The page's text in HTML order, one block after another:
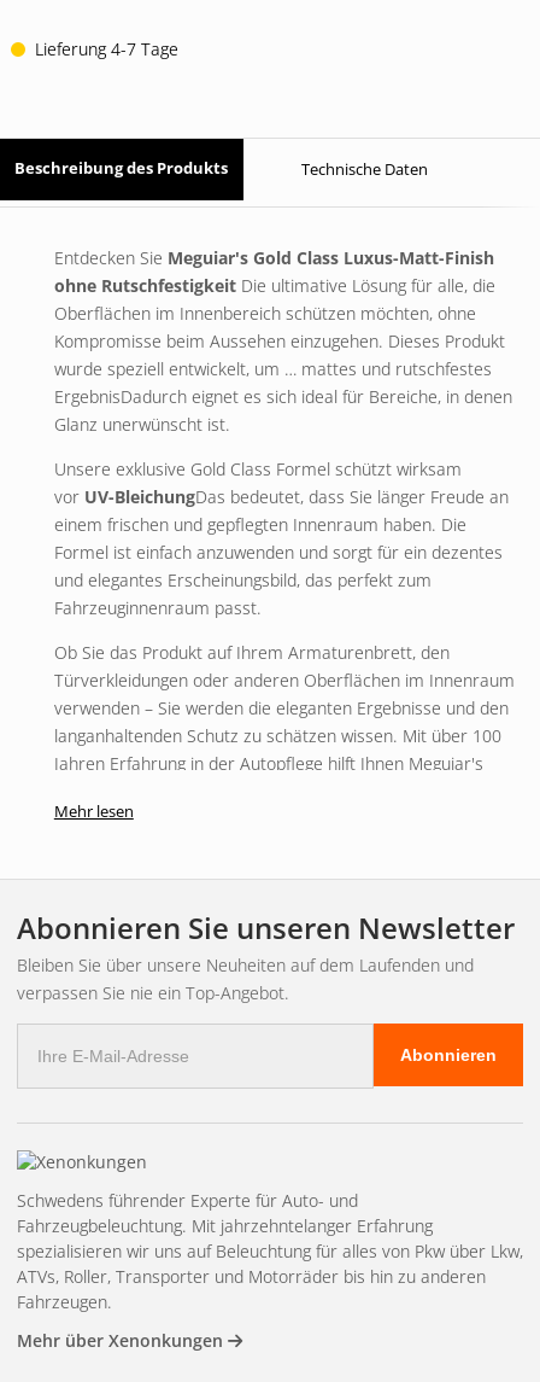
Lieferung 4-7 Tage
Beschreibung des Produkts Technische Daten
Entdecken Sie Meguiar's Gold Class Luxus-Matt-Finish
ohne RutschfestigkeitDie ultimative Lösung für alle, die
Oberflächen im Innenbereich schützen möchten, ohne
Kompromisse beim Aussehen einzugehen. Dieses Produkt
wurde speziell entwickelt, um … mattes und rutschfestes
ErgebnisDadurch eignet es sich ideal für Bereiche, in denen
Glanz unerwünscht ist.
Unsere exklusive Gold Class Formel schützt wirksam
vor UV-BleichungDas bedeutet, dass Sie länger Freude an
einem frischen und gepflegten Innenraum haben. Die
Formel ist einfach anzuwenden und sorgt für ein dezentes
und elegantes Erscheinungsbild, das perfekt zum
Fahrzeuginnenraum passt.
Ob Sie das Produkt auf Ihrem Armaturenbrett, den
Türverkleidungen oder anderen Oberflächen im Innenraum
verwenden – Sie werden die eleganten Ergebnisse und den
langanhaltenden Schutz zu schätzen wissen. Mit über 100
Jahren Erfahrung in der Autopflege hilft Ihnen Meguiar's
Mehr lesen
Abonnieren Sie unseren Newsletter
Bleiben Sie über unsere Neuheiten auf dem Laufenden und
verpassen Sie nie ein Top-Angebot.
Mail
Adresse
Abonnieren
Schwedens führender Experte für Auto- und
Fahrzeugbeleuchtung. Mit jahrzehntelanger Erfahrung
spezialisieren wir uns auf Beleuchtung für alles von Pkw über Lkw,
ATVs, Roller, Transporter und Motorräder bis hin zu anderen
Fahrzeugen.
Mehr über Xenonkungen